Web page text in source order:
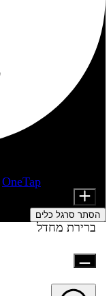
OneTap
הסתר סרגל כלים
ברירת מחדל